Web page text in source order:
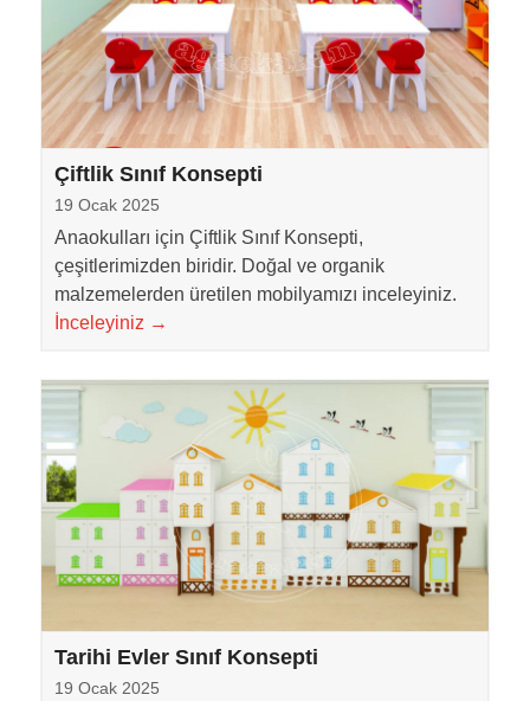
Çiftlik Sınıf Konsepti
19 Ocak 2025
Anaokulları için Çiftlik Sınıf Konsepti,
çeşitlerimizden biridir. Doğal ve organik
malzemelerden üretilen mobilyamızı inceleyiniz.
İnceleyiniz →
Tarihi Evler Sınıf Konsepti
19 Ocak 2025